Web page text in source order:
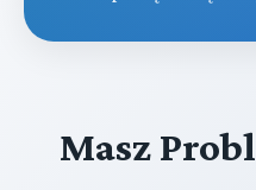
Masz